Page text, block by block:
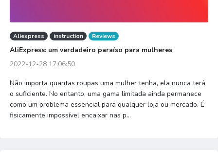
Aliexpress instruction Reviews
AliExpress: um verdadeiro paraíso para mulheres
2022-12-28 17:06:50
Não importa quantas roupas uma mulher tenha, ela nunca terá
o suficiente. No entanto, uma gama limitada ainda permanece
como um problema essencial para qualquer loja ou mercado. É
fisicamente impossível encaixar nas p...